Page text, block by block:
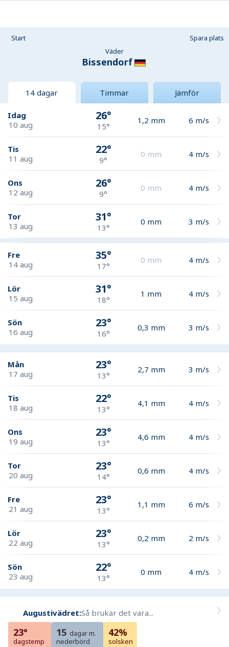
Start
Spara plats
Väder
Bissendorf
14 dagar Timmar Jämför
Idag
10 aug
26°
15°
1,2 mm 6 m/s
Tis
11 aug
22°
9°
0 mm 4 m/s
Ons
12 aug
26°
9°
0 mm 4 m/s
Tor
13 aug
31°
13°
0 mm 3 m/s
Fre
14 aug
35°
17°
0 mm 4 m/s
Lör
15 aug
31°
18°
1 mm 4 m/s
Sön
16 aug
23°
16°
0,3 mm 3 m/s
Mån
17 aug
23°
13°
2,7 mm 3 m/s
Tis
18 aug
22°
13°
4,1 mm 4 m/s
Ons
19 aug
23°
13°
4,6 mm 4 m/s
Tor
20 aug
23°
14°
0,6 mm 4 m/s
Fre
21 aug
23°
13°
1,1 mm 6 m/s
Lör
22 aug
23°
13°
0,2 mm 2 m/s
Sön
23 aug
22°
13°
0 mm 4 m/s
Augustivädret:Så brukar det vara...
23°
dagstemp
15 dagar m.
nederbörd
42%
solsken